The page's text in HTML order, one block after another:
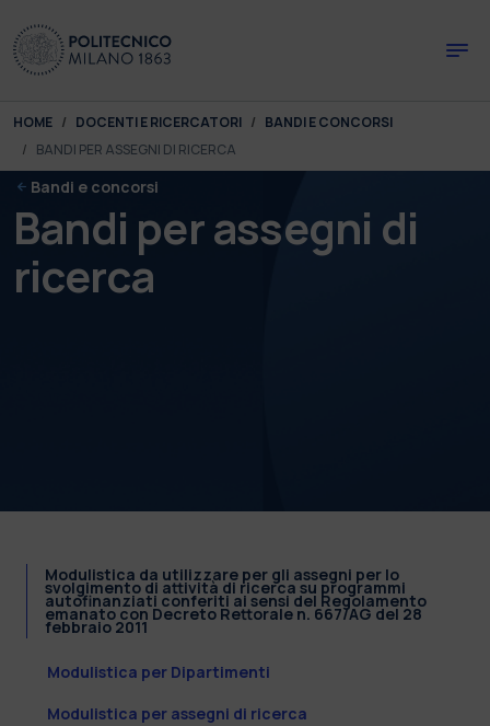
You are here:
HOME DOCENTI E RICERCATORI
BANDI E CONCORSI
BANDI PER ASSEGNI DI RICERCA
Bandi e concorsi
Bandi per assegni di
ricerca
Modulistica da utilizzare per gli assegni per lo
svolgimento di attività di ricerca su programmi
autofinanziati conferiti ai sensi del Regolamento
emanato con Decreto Rettorale n. 667/AG del 28
febbraio 2011
Modulistica per Dipartimenti
Modulistica per assegni di ricerca